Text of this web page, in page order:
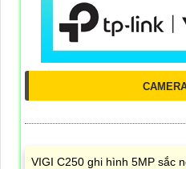
VIGI C250 ghi hình 5MP sắc